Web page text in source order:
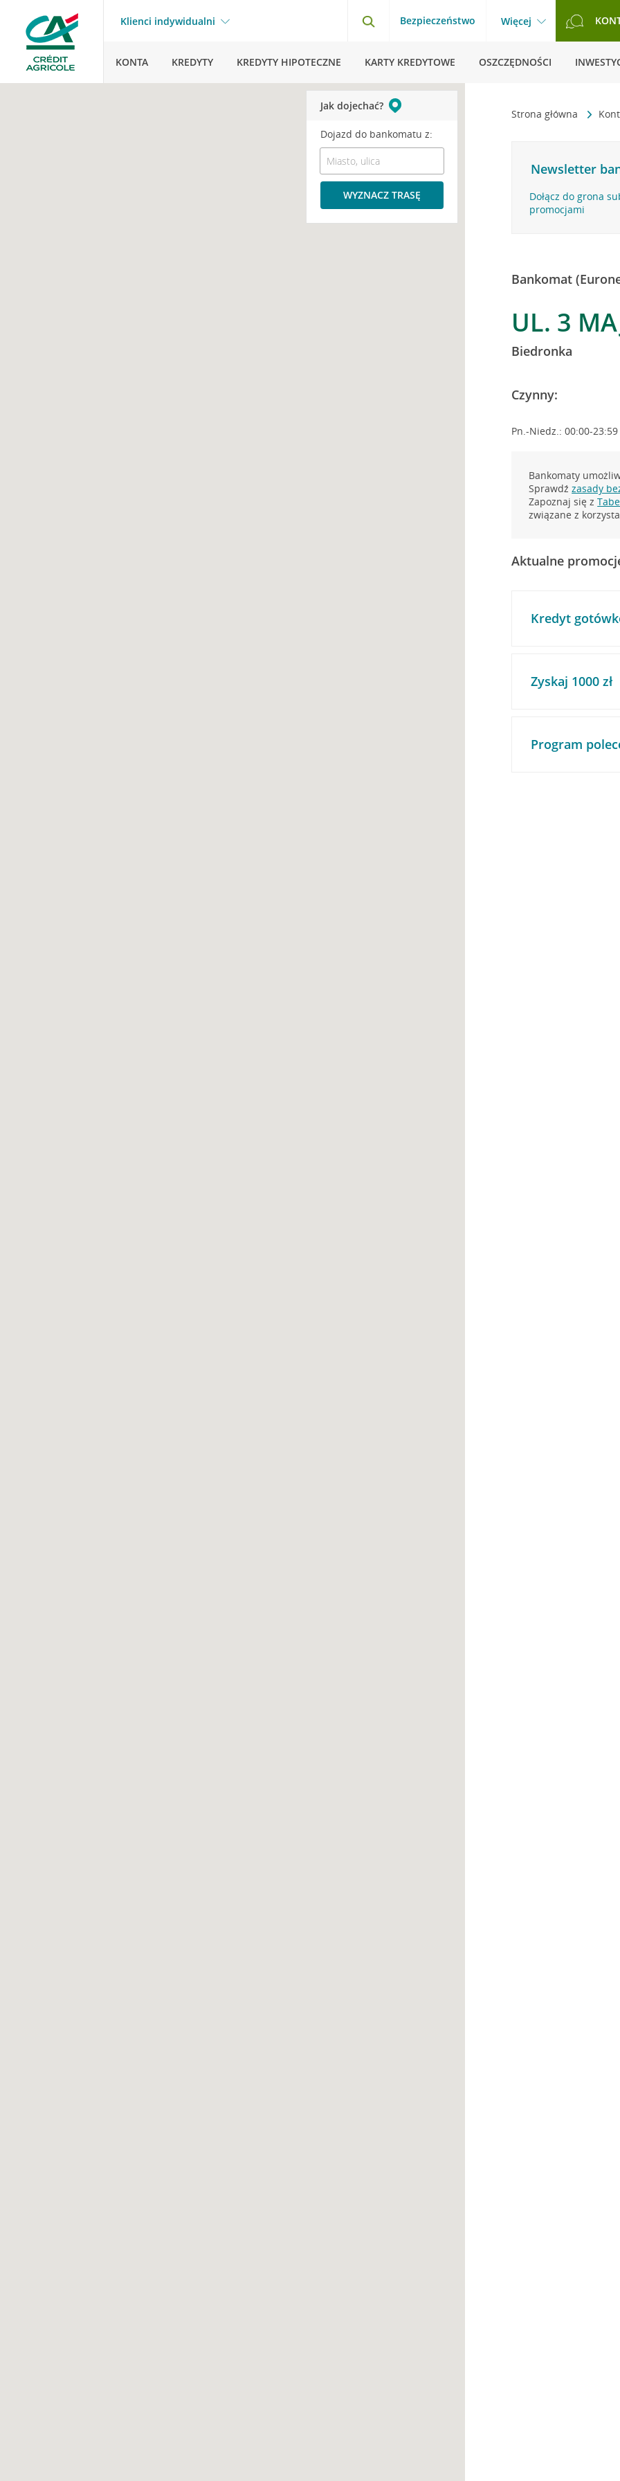
Klienci indywidualni Bezpieczeństwo Więcej
KONTA KREDYTY KREDYTY HIPOTECZNE KARTY KREDYTOWE OSZCZĘDNOŚCI
Strona główna
Newsletter
Dołącz do grona
promocjami
Bankomat
UL. 3
Biedronka
Czynny:
Pn.-Niedz.: 00:00-23:59
Bankomaty
Sprawdźzasady
Zapoznaj się z
związane z
Aktualne
Kredyt
Zyskaj 1000 zł
Program
Jak dojechać?
Dojazd do bankomatu z:
WYZNACZ TRASĘ